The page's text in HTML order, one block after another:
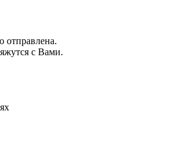
отправлена.
с Вами.